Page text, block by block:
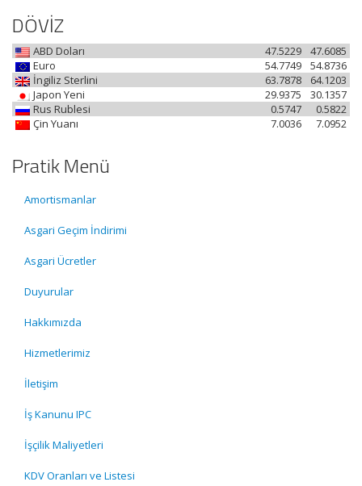
DÖVİZ
ABD Doları 47.6085
47.5229
Euro
54.8736
54.7749
İngiliz Sterlini
64.1203
63.7878
Japon Yeni
30.1357
29.9375
Rus Rublesi
0.5822
0.5747
Çin Yuanı
7.0952
7.0036
Pratik Menü
Amortismanlar
Asgari Geçim İndirimi
Asgari Ücretler
Duyurular
Hakkımızda
Hizmetlerimiz
İletişim
İş Kanunu IPC
İşçilik Maliyetleri
KDV Oranları ve Listesi